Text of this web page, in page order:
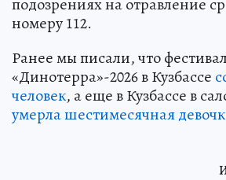
подозрениях на отравление
номеру 112.
Ранее мы писали, что
«Динотерра»-2026 в Кузбассе
человек, а еще в Кузбассе в
умерла шестимесячная